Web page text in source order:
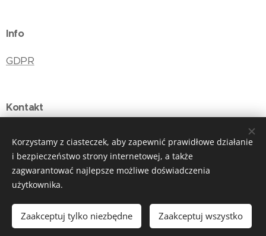
Info
GDPR
Kontakt
Języki
Polski
Korzystamy z ciasteczek, aby zapewnić prawidłowe działanie
i bezpieczeństwo strony internetowej, a także
zagwarantować najlepsze możliwe doświadczenia
użytkownika.
Zaakceptuj tylko niezbędne Zaakceptuj wszystko